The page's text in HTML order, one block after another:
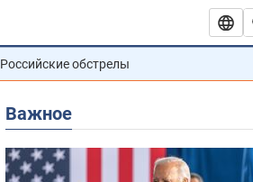
Российские обстрелы
Важное